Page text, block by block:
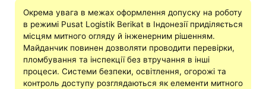
Окрема увага в межах оформлення допуску на роботу
в режимі Pusat Logistik Berikat в Індонезії приділяється
місцям митного огляду й інженерним рішенням.
Майданчик повинен дозволяти проводити перевірки,
пломбування та інспекції без втручання в інші
процеси. Системи безпеки, освітлення, огорожі та
контроль доступу розглядаються як елементи митного